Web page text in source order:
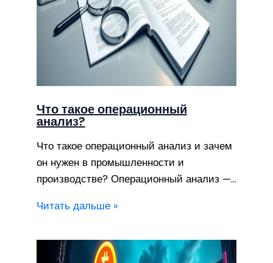
Что такое операционный
анализ?
Что такое операционный анализ и зачем
он нужен в промышленности и
производстве? Операционный анализ —…
Читать дальше »